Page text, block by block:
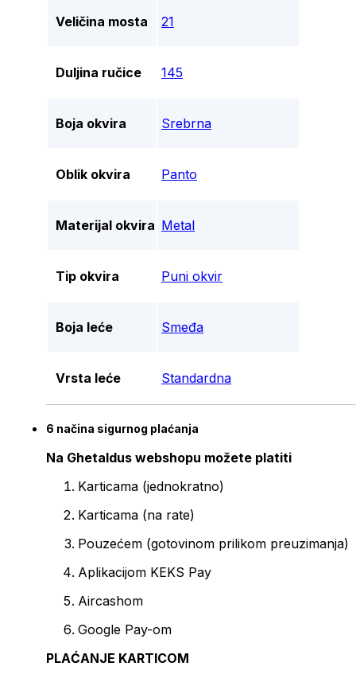
Veličina mosta 21
Duljina ručice 145
Boja okvira Srebrna
Oblik okvira Panto
Materijal okvira Metal
Tip okvira Puni okvir
Boja leće Smeđa
Vrsta leće Standardna
6 načina sigurnog plaćanja
Na Ghetaldus webshopu možete platiti
Karticama (jednokratno)
Karticama (na rate)
Pouzećem (gotovinom prilikom preuzimanja)
Aplikacijom KEKS Pay
Aircashom
Google Pay-om
PLAĆANJE KARTICOM